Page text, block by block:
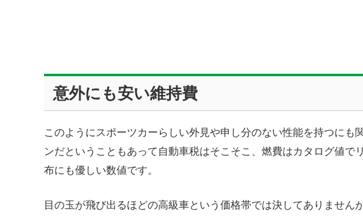
意外にも安い維持費
このようにスポーツカーらしい外見や申し分のない性能を持つに
ンだということもあって自動車税はそこそこ、燃費はカタログ値
布にも優しい数値です。
目の玉が飛び出るほどの高級車という価格帯では決してありませ